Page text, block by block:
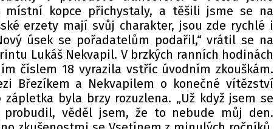
místní kopce přichystaly, a těšili jsme se na
erzety mají svůj charakter, jsou zde rychlé i
úsek se pořadatelům podařil,“ vrátil se na
Lukáš Nekvapil. V brzkých ranních hodinách
číslem 18 vyrazila vstříc úvodním zkouškám.
Březíkem a Nekvapilem o konečné vítězství
byla brzy rozuzlena. „Už když jsem se
probudil, věděl jsem, že to nebude můj den.